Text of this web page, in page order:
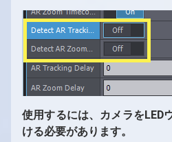
使用するには、カメラをLED
ける必要があります。